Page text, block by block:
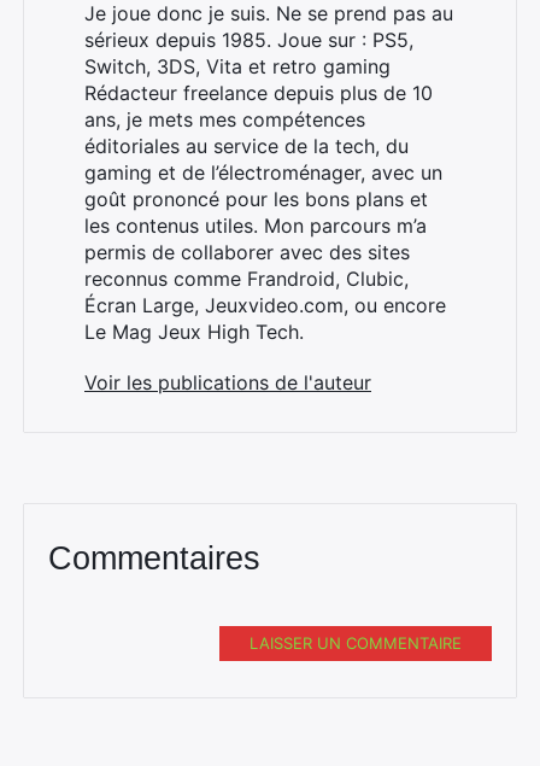
Je joue donc je suis. Ne se prend pas au
sérieux depuis 1985. Joue sur : PS5,
Switch, 3DS, Vita et retro gaming
Rédacteur freelance depuis plus de 10
ans, je mets mes compétences
éditoriales au service de la tech, du
gaming et de l’électroménager, avec un
goût prononcé pour les bons plans et
les contenus utiles. Mon parcours m’a
permis de collaborer avec des sites
reconnus comme Frandroid, Clubic,
Écran Large, Jeuxvideo.com, ou encore
Le Mag Jeux High Tech.
Voir les publications de l'auteur
Commentaires
LAISSER UN COMMENTAIRE
Rechercher